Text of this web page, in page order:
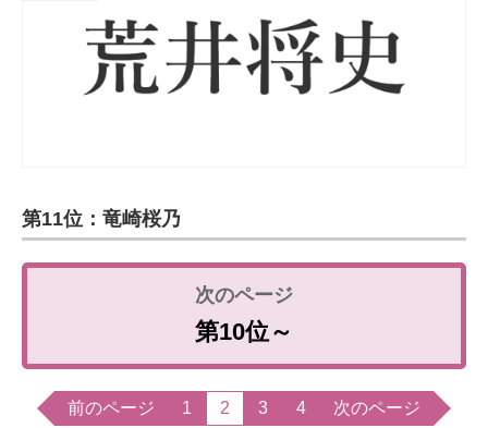
第11位：竜崎桜乃
第10位～
前のページ 1 2 3 4 次のページ